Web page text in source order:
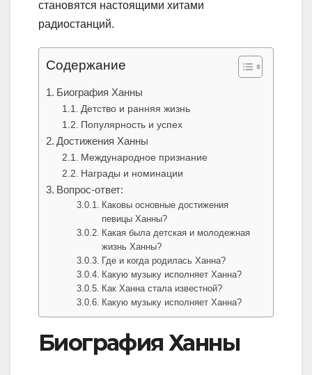
становятся настоящими хитами
радиостанций.
Содержание
Биография Ханны
Детство и ранняя жизнь
Популярность и успех
Достижения Ханны
Международное признание
Награды и номинации
Вопрос-ответ:
Каковы основные достижения
певицы Ханны?
Какая была детская и молодежная
жизнь Ханны?
Где и когда родилась Ханна?
Какую музыку исполняет Ханна?
Как Ханна стала известной?
Какую музыку исполняет Ханна?
Биография Ханны